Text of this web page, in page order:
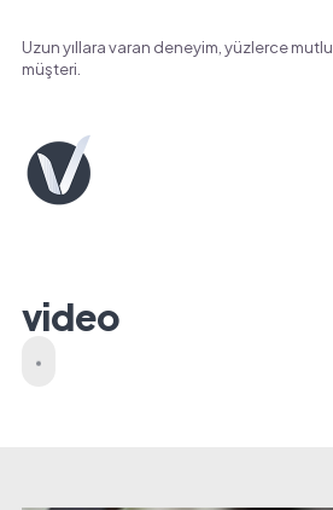
Uzun yıllara varan deneyim, yüzlerce mutlu
müşteri.
video